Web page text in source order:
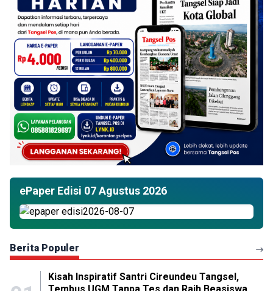
ePaper Edisi 07 Agustus 2026
Berita Populer
Kisah Inspiratif Santri Cireundeu Tangsel,